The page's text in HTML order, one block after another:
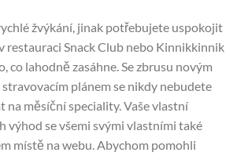
žvýkání, jinak potřebujete uspokojit
restauraci Snack Club nebo Kinnikkinnik
co lahodně zasáhne. Se zbrusu novým
plánem se nikdy nebudete
na měsíční speciality. Vaše vlastní
výhod se všemi svými vlastními také
místě na webu. Abychom pomohli